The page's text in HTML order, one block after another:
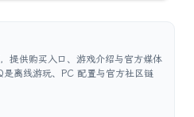
提供购买入口、游戏介绍与官方媒体
离线游玩、PC 配置与官方社区链